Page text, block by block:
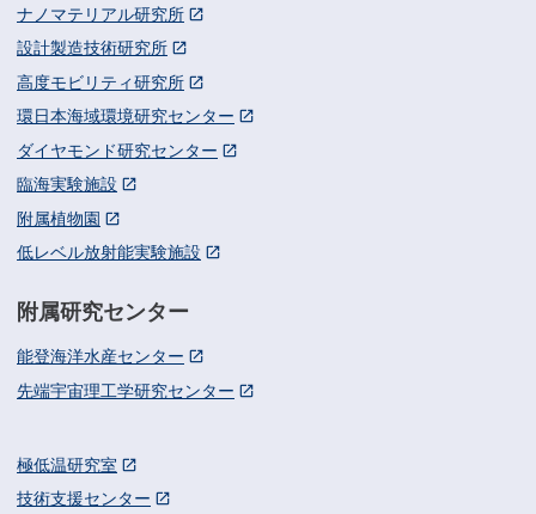
ナノマテリアル研究所
設計製造技術研究所
高度モビリティ研究所
環日本海域環境研究センター
ダイヤモンド研究センター
臨海実験施設
附属植物園
低レベル放射能実験施設
附属研究センター
能登海洋水産センター
先端宇宙理工学研究センター
極低温研究室
技術支援センター